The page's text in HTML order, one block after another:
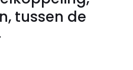
tussen de